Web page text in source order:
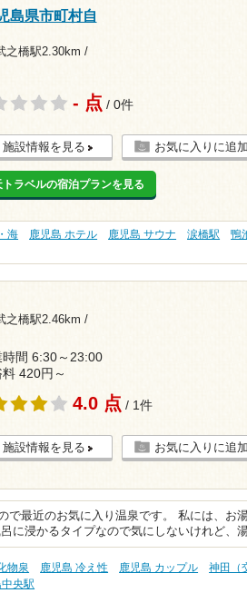
島県市町村自
之橋駅2.30km /
- 点 / 0件
施設情報を見る お気に入りに追加
トラベルの宿泊プランを見る
海 鹿児島 ホテル 鹿児島 サウナ 涙橋駅 鴨
之橋駅2.46km /
時間 6:30～23:00
420円～
4.0 点 / 1件
施設情報を見る お気に入りに追加
で最近のお気に入り温泉です。 私には、お
に浸かるタイプなので気にしないけれど、
物泉 鹿児島 冷え性 鹿児島 カップル
神田（
央駅